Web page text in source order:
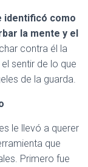
identificó como
la mente y el
contra él la
sentir de lo que
de la guarda.
le llevó a querer
que
Primero fue